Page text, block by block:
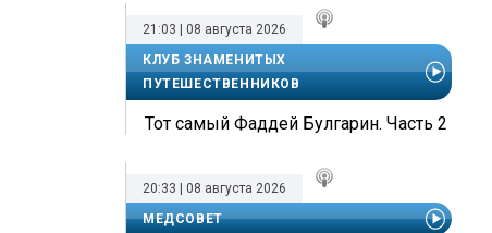
21:03 | 08 августа 2026
КЛУБ ЗНАМЕНИТЫХ
ПУТЕШЕСТВЕННИКОВ
Тот самый Фаддей Булгарин. Часть 2
20:33 | 08 августа 2026
МЕДСОВЕТ